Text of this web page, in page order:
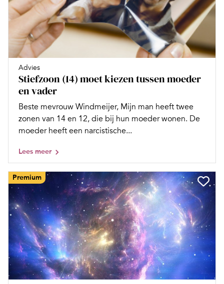
Advies
Stiefzoon (14) moet kiezen tussen moeder
en vader
Beste mevrouw Windmeijer, Mijn man heeft twee
zonen van 14 en 12, die bij hun moeder wonen. De
moeder heeft een narcistische...
Lees meer
Premium